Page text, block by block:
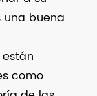
buena
como